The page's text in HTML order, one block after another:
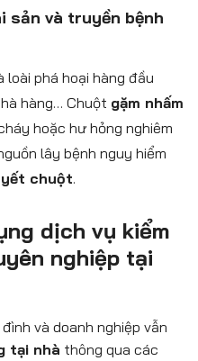
sản và truyền bệnh
loài phá hoại hàng đầu
hàng… Chuột gặm nhấm
hoặc hư hỏng nghiêm
lây bệnh nguy hiểm
chuột.
dịch vụ kiểm
nghiệp tại
và doanh nghiệp vẫn
tại nhà thông qua các